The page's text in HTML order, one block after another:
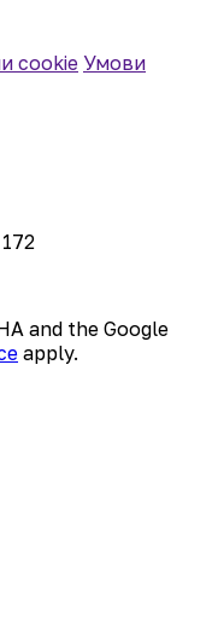
cookieУмови
and the Google
apply.